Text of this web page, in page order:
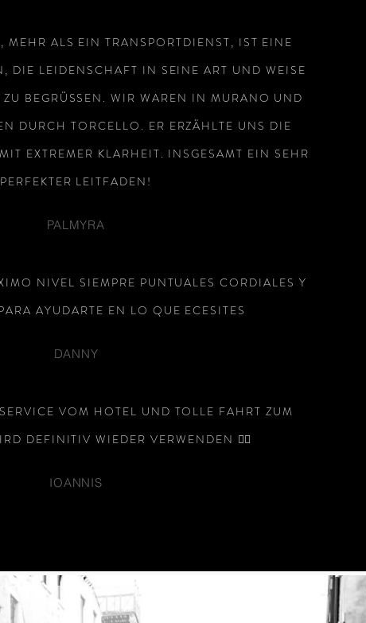
MEHR ALS EIN TRANSPORTDIENST, IST EINE
DIE LEIDENSCHAFT IN SEINE ART UND WEISE
BEGRÜSSEN. WIR WAREN IN MURANO UND
DURCH TORCELLO. ER ERZÄHLTE UNS DIE
EXTREMER KLARHEIT. INSGESAMT EIN SEHR
PERFEKTER LEITFADEN!
PALMYRA
NIVEL SIEMPRE PUNTUALES CORDIALES Y
AYUDARTE EN LO QUE ECESITES
DANNY
VOM HOTEL UND TOLLE FAHRT ZUM
DEFINITIV WIEDER VERWENDEN 👌🏻
IOANNIS